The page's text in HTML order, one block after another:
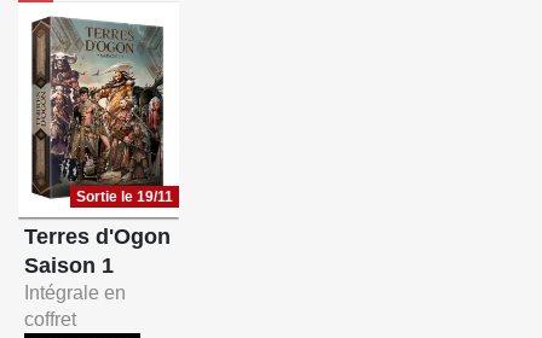
Sortie le 19/11
Terres d'Ogon
Saison 1
Intégrale en
coffret